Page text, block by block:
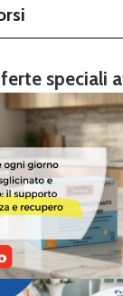
speciali